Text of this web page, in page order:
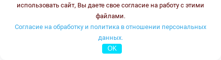
Фенилкетонурия;
с 8 до 12. Стоимость консультации: 2500 рублей.
использовать сайт, Вы даете свое согласие на работу с этими
файлами.
Согласие на обработку и политика в отношении персональных
данных.
OK